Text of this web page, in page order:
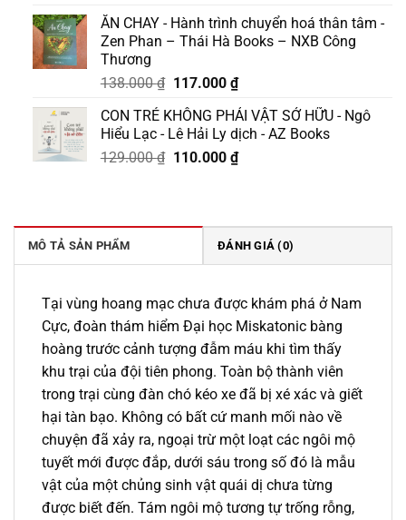
là:
1.050.000 ₫.
tại
là:
ĂN CHAY - Hành trình chuyển hoá thân tâm -
Zen Phan – Thái Hà Books – NXB Công
Thương
138.000₫ Giá
là:
138.000 ₫.
117.000 ₫Giá
tại
là:
117.000 ₫.
CON TRẺ KHÔNG PHẢI VẬT SỞ HỮU - Ngô
Hiểu Lạc - Lê Hải Ly dịch - AZ Books
129.000₫ Giá
110.000 ₫Giá
110.000 ₫.
MÔ TẢ SẢN PHẨM ĐÁNH GIÁ (0)
Tại vùng hoang mạc chưa được khám phá ở Nam
Cực, đoàn thám hiểm Đại học Miskatonic bàng
hoàng trước cảnh tượng đẫm máu khi tìm thấy
khu trại của đội tiên phong. Toàn bộ thành viên
trong trại cùng đàn chó kéo xe đã bị xé xác và giết
hại tàn bạo. Không có bất cứ manh mối nào về
chuyện đã xảy ra, ngoại trừ một loạt các ngôi mộ
tuyết mới được đắp, dưới sáu trong số đó là mẫu
vật của một chủng sinh vật quái dị chưa từng
được biết đến. Tám ngôi mộ tương tự trống rỗng,